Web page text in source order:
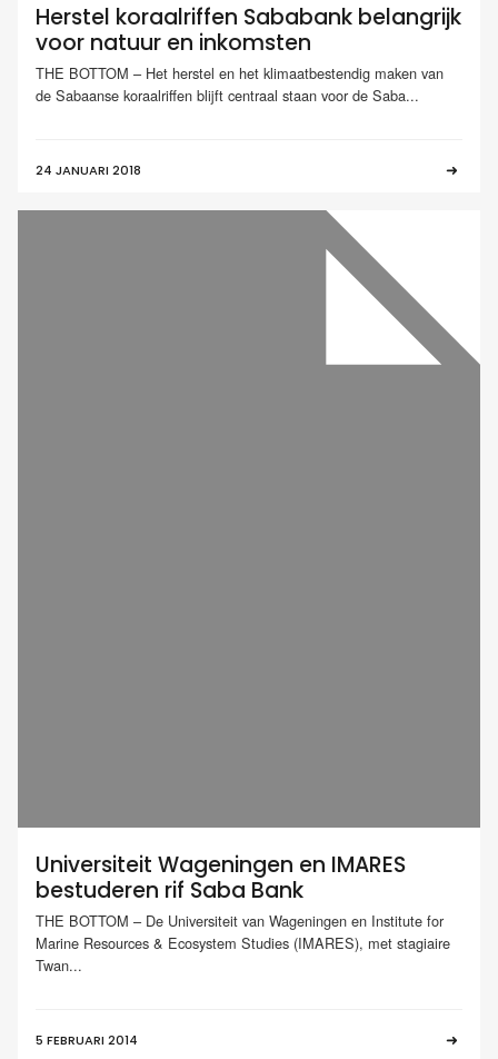
Herstel koraalriffen Sababank belangrijk
voor natuur en inkomsten
THE BOTTOM – Het herstel en het klimaatbestendig maken van
de Sabaanse koraalriffen blijft centraal staan voor de Saba...
24 JANUARI 2018
Universiteit Wageningen en IMARES
bestuderen rif Saba Bank
THE BOTTOM – De Universiteit van Wageningen en Institute for
Marine Resources & Ecosystem Studies (IMARES), met stagiaire
Twan...
5 FEBRUARI 2014